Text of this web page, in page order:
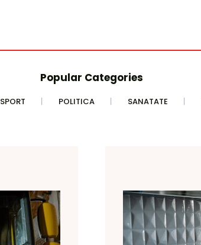
Popular Categories
SPORT POLITICA SANATATE